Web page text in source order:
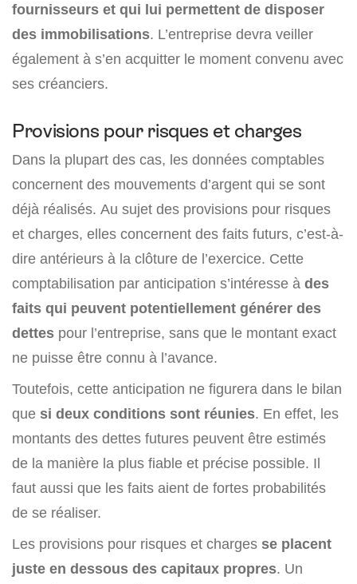
fournisseurs et qui lui permettent de disposer
des immobilisations. L’entreprise devra veiller
également à s’en acquitter le moment convenu avec
ses créanciers.
Provisions pour risques et charges
Dans la plupart des cas, les données comptables
concernent des mouvements d’argent qui se sont
déjà réalisés. Au sujet des provisions pour risques
et charges, elles concernent des faits futurs, c’est-à-
dire antérieurs à la clôture de l’exercice. Cette
comptabilisation par anticipation s’intéresse à des
faits qui peuvent potentiellement générer des
dettes pour l’entreprise, sans que le montant exact
ne puisse être connu à l’avance.
Toutefois, cette anticipation ne figurera dans le bilan
que si deux conditions sont réunies. En effet, les
montants des dettes futures peuvent être estimés
de la manière la plus fiable et précise possible. Il
faut aussi que les faits aient de fortes probabilités
de se réaliser.
Les provisions pour risques et charges se placent
juste en dessous des capitaux propres. Un